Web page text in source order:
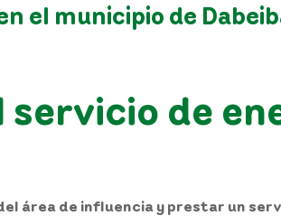
el municipio de
de
área de influencia y prestar un